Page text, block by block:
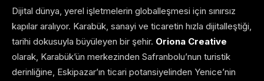
Dijital dünya, yerel işletmelerin globalleşmesi için sınırsız
kapılar aralıyor. Karabük, sanayi ve ticaretin hızla dijitalleştiği,
tarihi dokusuyla büyüleyen bir şehir. Oriona Creative
olarak, Karabük’ün merkezinden Safranbolu’nun turistik
derinliğine, Eskipazar’ın ticari potansiyelinden Yenice’nin